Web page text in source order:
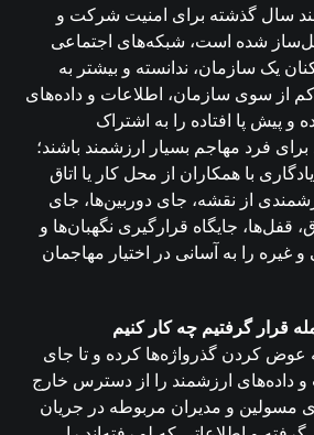
سال گذشته برای امنیت شرکت و
شده است، شبکه‌های اجتماعی
یک سازمان، ندانسته و بیشتر به
از سوی سازمان، اطلاعات و داده‌های
و پیش‌ پا افتاده‌ را به اشتراک
برای فرد مهاجم بسیار ارزشمند باشند؛
با همکاران از محل کار یا اتاق
از نقشه، جای دوربین‌ها، جای
قفل‌ها، جایگاه قرارگیری نگهبان‌ها و
غیره را به آسانی در اختیار مهاجمان
قرار گرفتیم چه کار کنیم
عوض کردن گذرواژه‌ها کرده و تا جای
داده‌های ارزشمند را از دسترس خارج
مسولین و مدیران مربوطه در جریان